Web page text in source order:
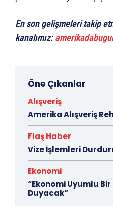
En son gelişmeleri takip
kanalımız:
Öne Çıkanlar
Alışveriş
Amerika Alışveriş
Flaş Haber
Vize İşlemleri
Ekonomi
“Ekonomi Uyumlu
Duyacak”